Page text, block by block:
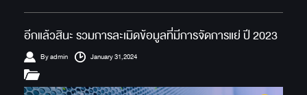
อีกแล้วสินะ รวมการละเมิดข้อมูลที่มีการจัดการแย่ ปี 2023
By admin January 31,2024